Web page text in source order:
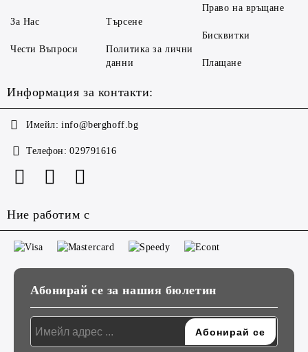
За Нас
Чести Въпроси
Търсене
Политика за лични
данни
Право на връщане
Бисквитки
Плащане
Информация за контакти:
Имейл: info@berghoff.bg
Телефон: 029791616
Ние работим с
Абонирай се за нашия бюлетин